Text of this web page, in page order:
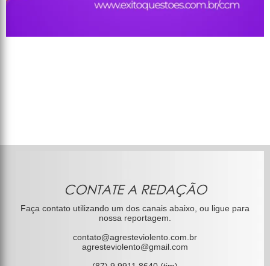
CONTATE A REDAÇÃO
Faça contato utilizando um dos canais abaixo, ou ligue para
nossa reportagem.
contato@agresteviolento.com.br
agresteviolento@gmail.com